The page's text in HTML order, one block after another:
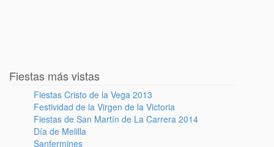
Fiestas más vistas
Fiestas Cristo de la Vega 2013
Festividad de la Virgen de la Victoria
Fiestas de San Martín de La Carrera 2014
Día de Melilla
Sanfermines